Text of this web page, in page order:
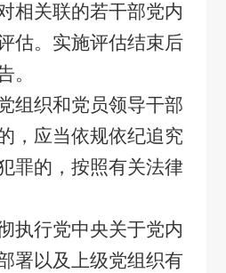
相关联的若干部党内
估。实施评估结束后
。
织和党员领导干部
，应当依规依纪追究
罪的，按照有关法律
行党中央关于党内
署以及上级党组织有